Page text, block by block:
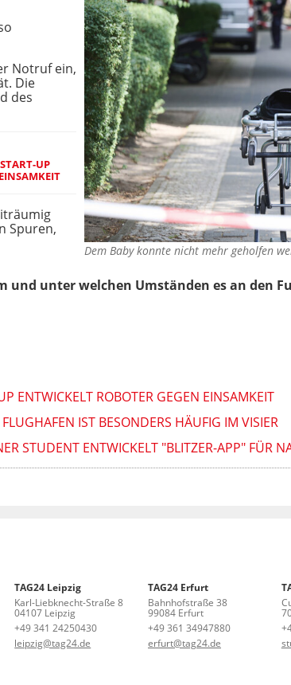
Dem Baby konnte nicht mehr geholfen
Notruf ein,
Die
des
UP
Spuren,
und unter welchen Umständen es an den
ENTWICKELT ROBOTER GEGEN EINSAMKEIT
IST BESONDERS HÄUFIG IM VISIER
STUDENT ENTWICKELT "BLITZER-APP" FÜR
TAG24 Leipzig
Karl-Liebknecht-Straße 8
04107 Leipzig
+49 341 24250430
leipzig@tag24.de
TAG24 Erfurt
Bahnhofstraße 38
99084 Erfurt
+49 361 34947880
erfurt@tag24.de